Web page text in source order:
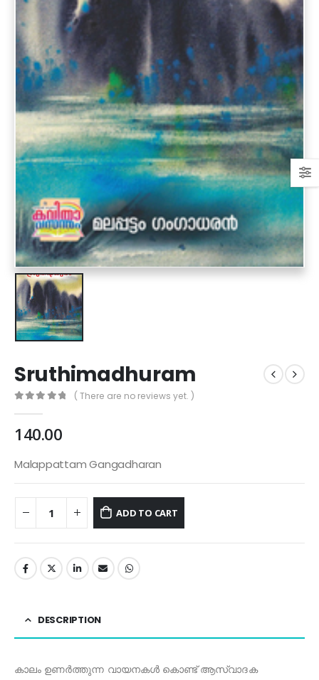
Sruthimadhuram
( There are no reviews yet. )
140.00
Malappattam Gangadharan
ADD TO CART
DESCRIPTION
കാലം ഉണർത്തുന്ന വായനകൾ കൊണ്ട് ആസ്വാദക